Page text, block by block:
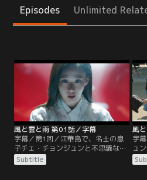
Episodes Unlimited
風と雲と雨 第01話／字幕
字幕／第1回／江華島で、名士の息
子チェ・チョンジュンと不思議な能
力を持つ少女イ・ボンリョンは出会
った。チョンジュンは17歳で科挙に
Subtitle
風
字
ュ
に
ョ